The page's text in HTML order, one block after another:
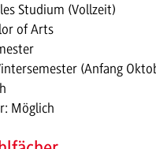
Studium (Vollzeit)
of Arts
(Anfang
Möglich